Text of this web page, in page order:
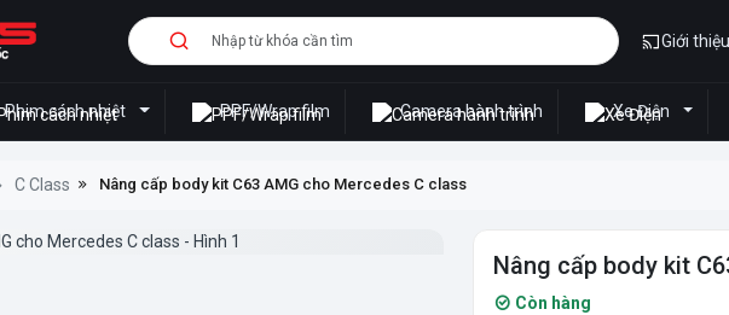
Giới thiệu
Phim cách nhiệt PPF/Wrap film Camera hành trình Xe Điện
C Class Nâng cấp body kit C63 AMG cho Mercedes C class
Nâng cấp body kit
Còn hàng